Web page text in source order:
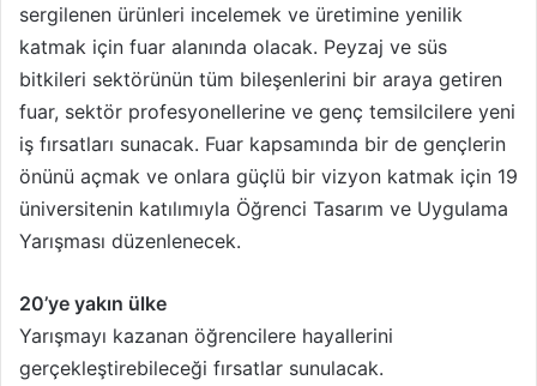
sergilenen ürünleri incelemek ve üretimine yenilik
katmak için fuar alanında olacak. Peyzaj ve süs
bitkileri sektörünün tüm bileşenlerini bir araya getiren
fuar, sektör profesyonellerine ve genç temsilcilere yeni
iş fırsatları sunacak. Fuar kapsamında bir de gençlerin
önünü açmak ve onlara güçlü bir vizyon katmak için 19
üniversitenin katılımıyla Öğrenci Tasarım ve Uygulama
Yarışması düzenlenecek.
20’ye yakın ülke
Yarışmayı kazanan öğrencilere hayallerini
gerçekleştirebileceği fırsatlar sunulacak.